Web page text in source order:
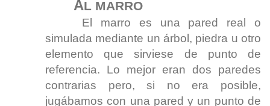
AL MARRO
El marro es una pared real o
simulada mediante un árbol, piedra u otro
elemento que sirviese de punto de
referencia. Lo mejor eran dos paredes
contrarias pero, si no era posible,
jugábamos con una pared y un punto de